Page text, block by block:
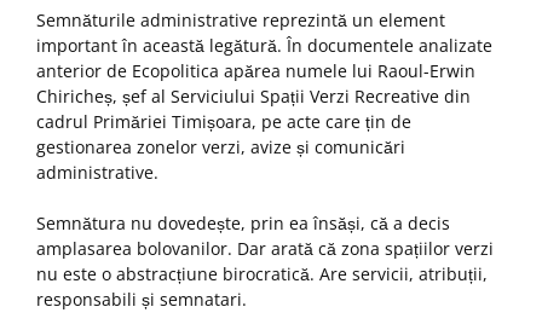
Semnăturile administrative reprezintă un element
important în această legătură. În documentele analizate
anterior de Ecopolitica apărea numele lui Raoul-Erwin
Chiricheș, șef al Serviciului Spații Verzi Recreative din
cadrul Primăriei Timișoara, pe acte care țin de
gestionarea zonelor verzi, avize și comunicări
administrative.
Semnătura nu dovedește, prin ea însăși, că a decis
amplasarea bolovanilor. Dar arată că zona spațiilor verzi
nu este o abstracțiune birocratică. Are servicii, atribuții,
responsabili și semnatari.